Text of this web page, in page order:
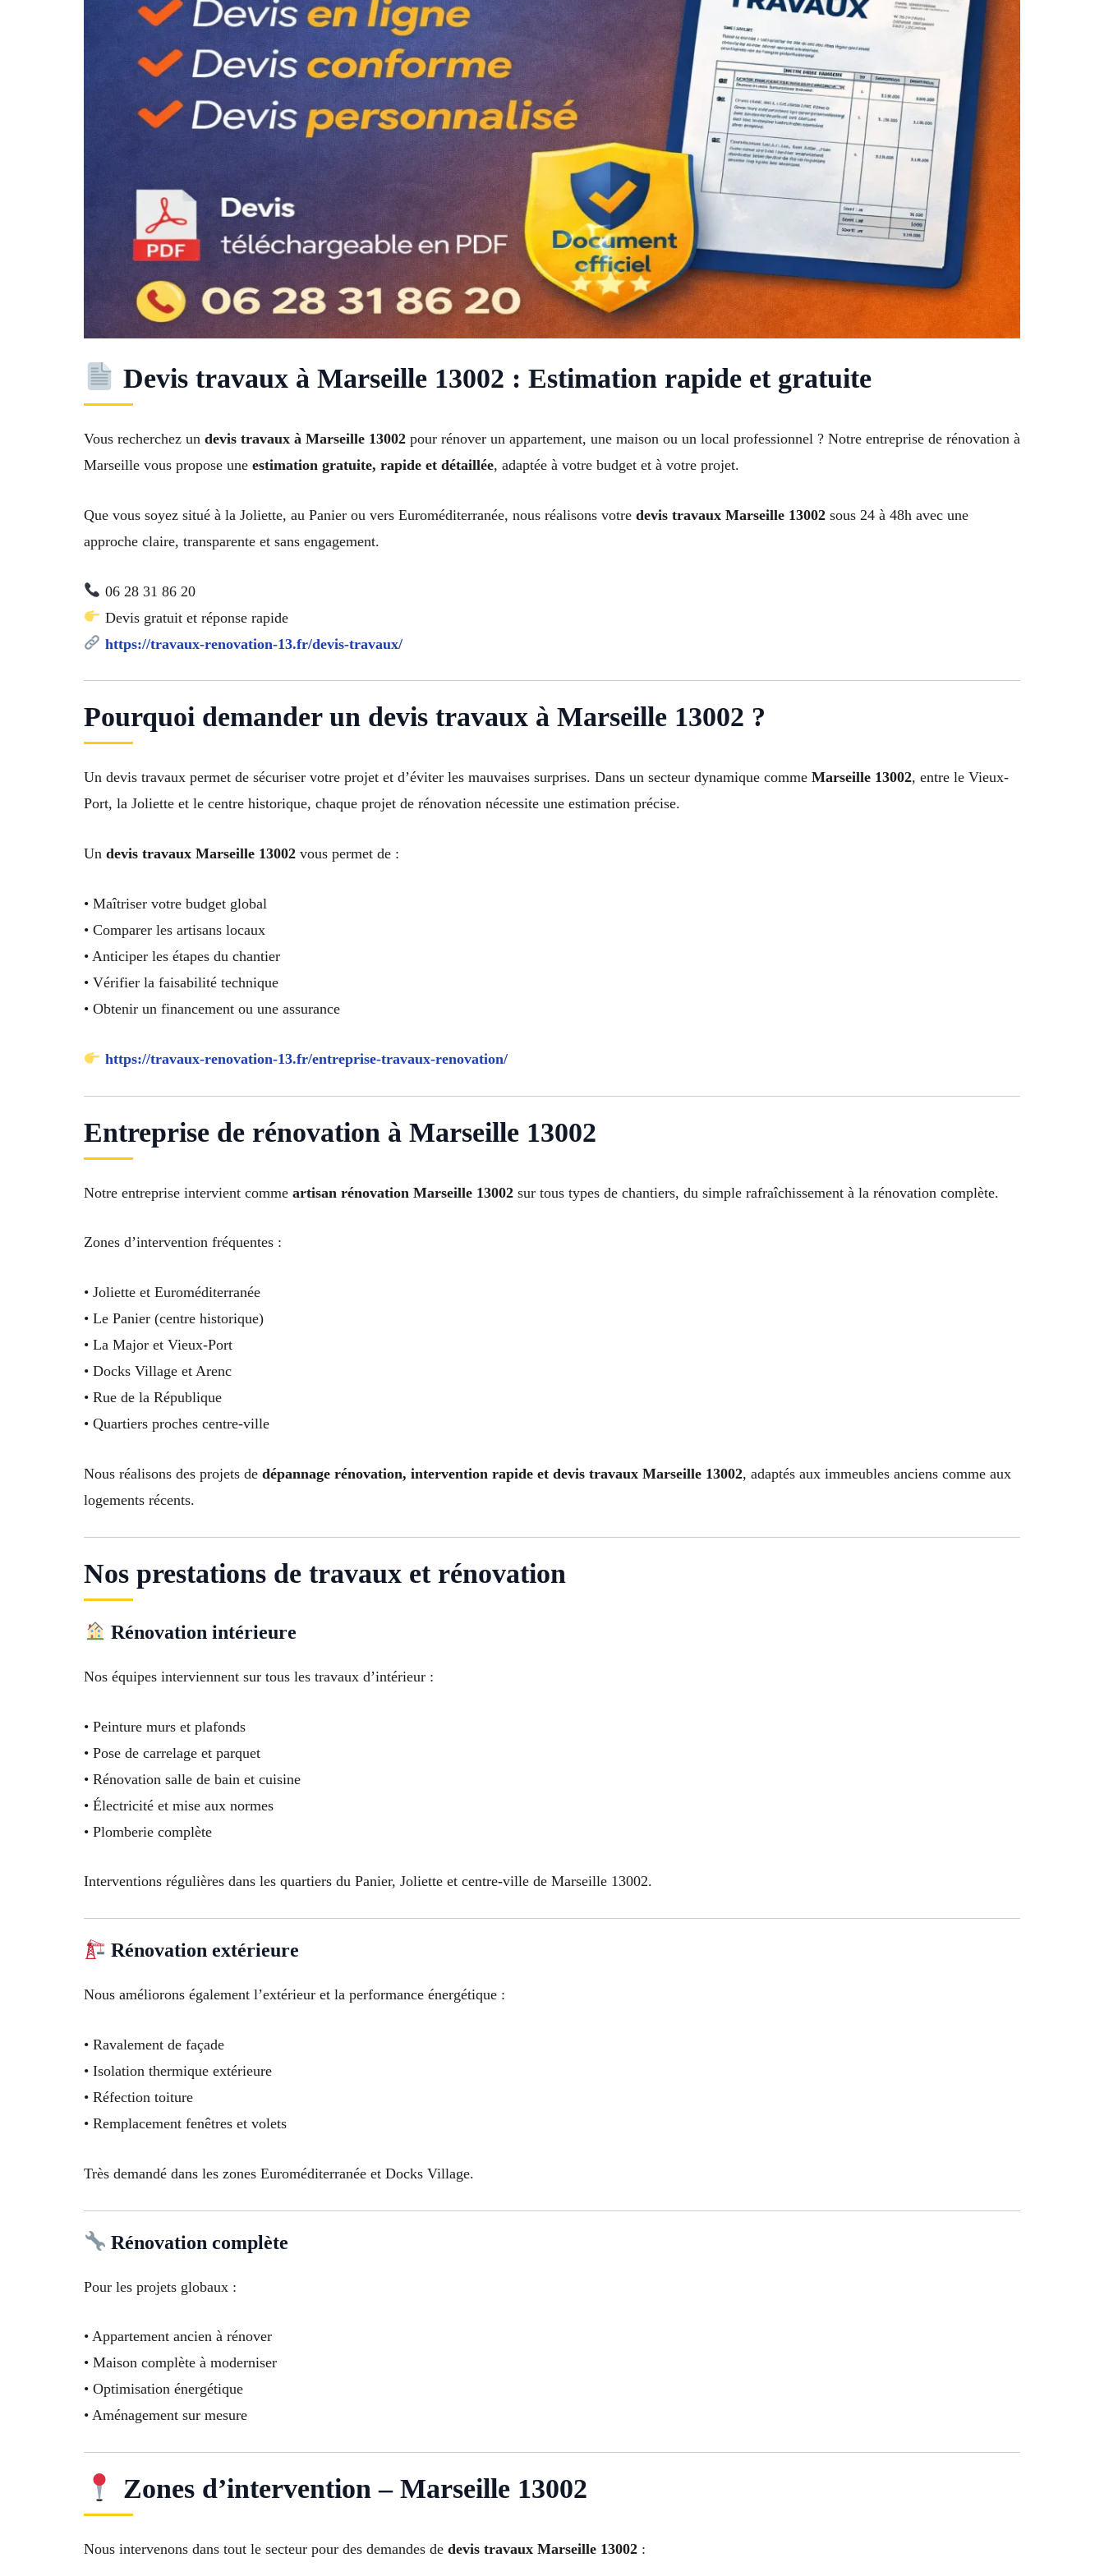
Devis travaux à Marseille 13002 : Estimation rapide et gratuite
Vous recherchez un devis travaux à Marseille 13002 pour rénover un appartement, une maison ou un local professionnel ? Notre entreprise de rénovation à
Marseille vous propose une estimation gratuite, rapide et détaillée, adaptée à votre budget et à votre projet.
Que vous soyez situé à la Joliette, au Panier ou vers Euroméditerranée, nous réalisons votre devis travaux Marseille 13002 sous 24 à 48h avec une
approche claire, transparente et sans engagement.
06 28 31 86 20
Devis gratuit et réponse rapide
https://travaux-renovation-13.fr/devis-travaux/
Pourquoi demander un devis travaux à Marseille 13002 ?
Un devis travaux permet de sécuriser votre projet et d’éviter les mauvaises surprises. Dans un secteur dynamique comme Marseille 13002, entre le Vieux-
Port, la Joliette et le centre historique, chaque projet de rénovation nécessite une estimation précise.
Un devis travaux Marseille 13002 vous permet de :
• Maîtriser votre budget global
• Comparer les artisans locaux
• Anticiper les étapes du chantier
• Vérifier la faisabilité technique
• Obtenir un financement ou une assurance
https://travaux-renovation-13.fr/entreprise-travaux-renovation/
Entreprise de rénovation à Marseille 13002
Notre entreprise intervient comme artisan rénovation Marseille 13002 sur tous types de chantiers, du simple rafraîchissement à la rénovation complète.
Zones d’intervention fréquentes :
• Joliette et Euroméditerranée
• Le Panier (centre historique)
• La Major et Vieux-Port
• Docks Village et Arenc
• Rue de la République
• Quartiers proches centre-ville
Nous réalisons des projets de dépannage rénovation, intervention rapide et devis travaux Marseille 13002, adaptés aux immeubles anciens comme aux
logements récents.
Nos prestations de travaux et rénovation
Rénovation intérieure
Nos équipes interviennent sur tous les travaux d’intérieur :
• Peinture murs et plafonds
• Pose de carrelage et parquet
• Rénovation salle de bain et cuisine
• Électricité et mise aux normes
• Plomberie complète
Interventions régulières dans les quartiers du Panier, Joliette et centre-ville de Marseille 13002.
Rénovation extérieure
Nous améliorons également l’extérieur et la performance énergétique :
• Ravalement de façade
• Isolation thermique extérieure
• Réfection toiture
• Remplacement fenêtres et volets
Très demandé dans les zones Euroméditerranée et Docks Village.
Rénovation complète
Pour les projets globaux :
• Appartement ancien à rénover
• Maison complète à moderniser
• Optimisation énergétique
• Aménagement sur mesure
Zones d’intervention – Marseille 13002
Nous intervenons dans tout le secteur pour des demandes de devis travaux Marseille 13002 :